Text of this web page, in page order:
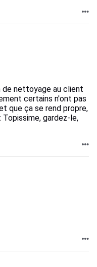
de nettoyage au client
certains n'ont pas
que ça se rend propre,
gardez-le,